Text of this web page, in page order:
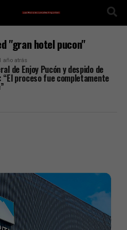
"gran hotel pucon"
año atrás
de Enjoy Pucón y despido de
proceso fue completamente